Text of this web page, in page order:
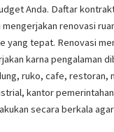
Anda. Daftar
renovasi
yang tepat. Renovasi
karna pengalaman
ruko, cafe, restoran,
kantor
secara berkala